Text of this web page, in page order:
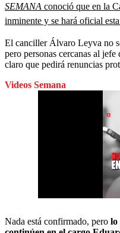
SEMANA conoció que en la
inminente y se hará oficial esta
El canciller Álvaro Leyva no
pero personas cercanas al
claro que pedirá renuncias
Videos Semana
Nada está confirmado, pero lo